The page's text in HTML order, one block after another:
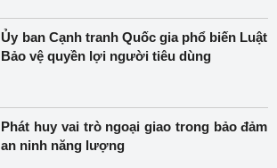
Ủy ban Cạnh tranh Quốc gia phổ biến Luật
Bảo vệ quyền lợi người tiêu dùng
Phát huy vai trò ngoại giao trong bảo đảm
an ninh năng lượng